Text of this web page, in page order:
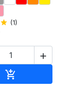
star (1)

